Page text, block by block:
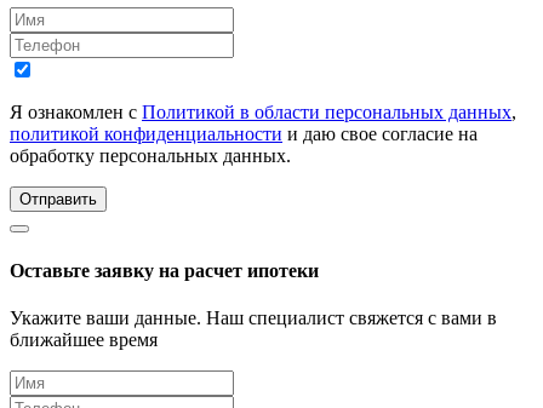
Я ознакомлен с Политикой в области персональных данных,
политикой конфиденциальности и даю свое согласие на
обработку персональных данных.
Отправить
Оставьте заявку на расчет ипотеки
Укажите ваши данные. Наш специалист свяжется с вами в
ближайшее время